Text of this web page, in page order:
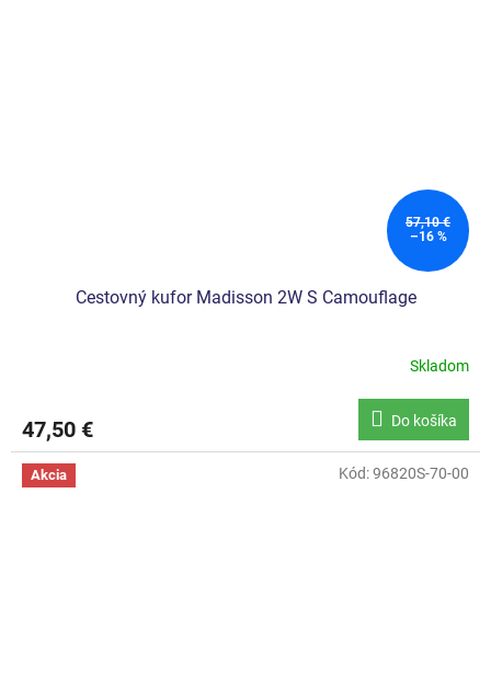
57,10 €
–16 %
Cestovný kufor Madisson 2W S Camouflage
Skladom
47,50 € Do košíka
Akcia Kód:96820S-70-00